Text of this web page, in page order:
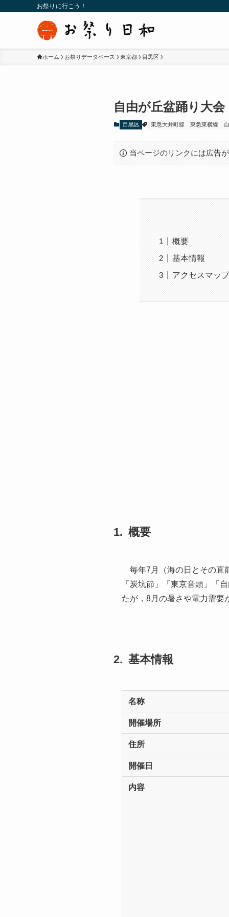
お祭りに行こう！
ホーム お祭りデータベース 東京都 目黒区
自由が丘盆踊り大会
目黒区 東急大井町線 東急東横線
当ページのリンクには広告
概要
基本情報
アクセスマップ
概要
毎年7月（海の日とその直
「炭坑節」「東京音頭」「
たが，8月の暑さや電力需要
基本情報
名称
開催場所
住所
開催日
内容